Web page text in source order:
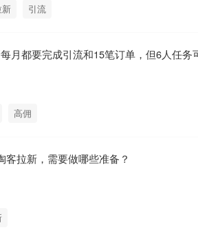
引流
月都要完成引流和15笔订单，但6人任
高佣
客拉新，需要做哪些准备？